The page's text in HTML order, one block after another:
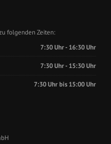
folgenden Zeiten:
7:30 Uhr - 16:30 Uhr
7:30 Uhr - 15:30 Uhr
7:30 Uhr bis 15:00 Uhr